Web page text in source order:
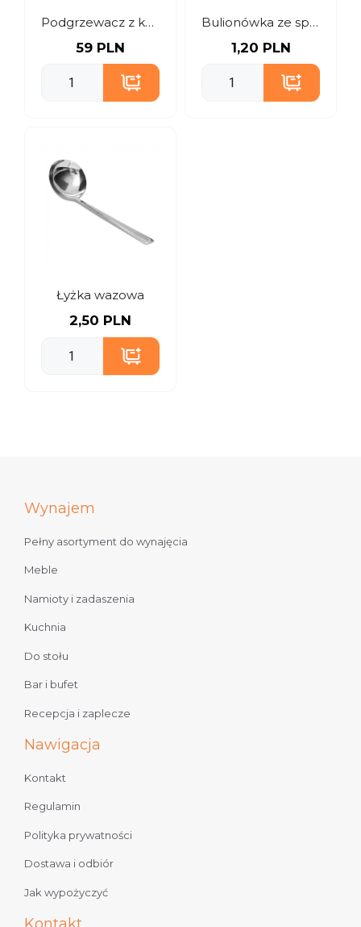
Podgrzewacz z kociołkami 2 x 4 litry
59 PLN
Bulionówka ze spodkiem
1,20 PLN
Łyżka wazowa
2,50 PLN
Wynajem
Pełny asortyment do wynajęcia
Meble
Namioty i zadaszenia
Kuchnia
Do stołu
Bar i bufet
Recepcja i zaplecze
Nawigacja
Kontakt
Regulamin
Polityka prywatności
Dostawa i odbiór
Jak wypożyczyć
Kontakt